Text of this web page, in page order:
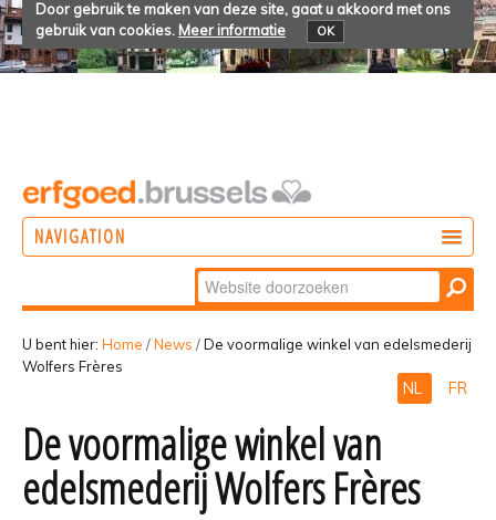
Door gebruik te maken van deze site, gaat u akkoord met ons
gebruik van cookies. Meer informatie OK
NAVIGATION
BELEVEN
Zoek
Geavanceerd
zoeken...
U bent hier: Home /News /De voormalige winkel van edelsmederij
Wolfers Frères
NL FR
De voormalige winkel van
edelsmederij Wolfers Frères